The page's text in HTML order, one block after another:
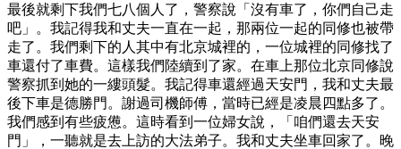
最後就剩下我們七八個人了，警察說「沒有車了，你們自己走
吧」。我記得我和丈夫一直在一起，那兩位一起的同修也被帶
走了。我們剩下的人其中有北京城裡的，一位城裡的同修找了
車還付了車費。這樣我們陸續到了家。在車上那位北京同修說
警察抓到她的一縷頭髮。我記得車還經過天安門，我和丈夫最
後下車是德勝門。謝過司機師傅，當時已經是凌晨四點多了。
我們感到有些疲憊。這時看到一位婦女說，「咱們還去天安
門」，一聽就是去上訪的大法弟子。我和丈夫坐車回家了。晚